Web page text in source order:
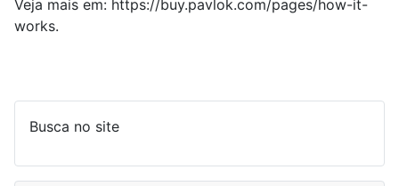
Veja mais em: https://buy.pavlok.com/pages/how-it-
works.
Busca no site